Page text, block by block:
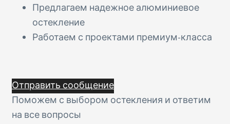
Предлагаем надежное алюминиевое
остекление
Работаем с проектами премиум-класса
Отправить сообщение
Поможем с выбором остекления и ответим
на все вопросы